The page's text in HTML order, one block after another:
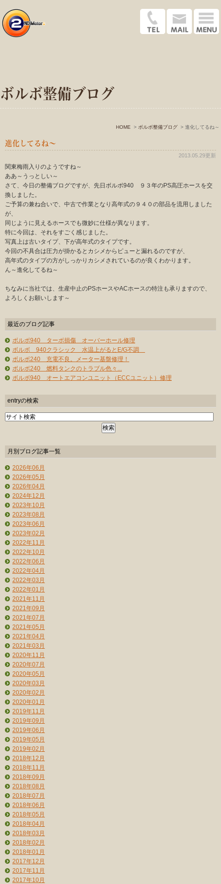
ボルボ整備ブログ
HOME ボルボ整備ブログ 進化してるね～
進化してるね～
2013.05.29更新
関東梅雨入りのようですね～
ああ～うっとしい～
さて、今日の整備ブログですが、先日ボルボ940 ９３年のPS高圧ホースを交
換しました。
ご予算の兼ね合いで、中古で作業となり高年式の９４０の部品を流用しました
が、
同じように見えるホースでも微妙に仕様が異なります。
特に今回は、それをすごく感じました。
写真上は古いタイプ、下が高年式のタイプです。
今回の不具合は圧力が掛かるとカシメからピューと漏れるのですが、
高年式のタイプの方がしっかりカシメされているのが良くわかります。
ん～進化してるね～
ちなみに当社では、生産中止のPSホースやACホースの特注も承りますので、
よろしくお願いします～
最近のブログ記事
ボルボ940 ターボ損傷 オーバーホール修理
ボルボ 940クラシック 水温上がるとE/G不調
ボルボ240 充電不良。メーター基盤修理！
ボルボ240 燃料タンクのトラブル色々...
ボルボ940 オートエアコンユニット（ECCユニット）修理
entryの検索
月別ブログ記事一覧
2026年06月
2026年05月
2026年04月
2024年12月
2023年10月
2023年08月
2023年06月
2023年02月
2022年11月
2022年10月
2022年06月
2022年04月
2022年03月
2022年01月
2021年11月
2021年09月
2021年07月
2021年05月
2021年04月
2021年03月
2020年11月
2020年07月
2020年05月
2020年03月
2020年02月
2020年01月
2019年11月
2019年09月
2019年06月
2019年05月
2019年02月
2018年12月
2018年11月
2018年09月
2018年08月
2018年07月
2018年06月
2018年05月
2018年04月
2018年03月
2018年02月
2018年01月
2017年12月
2017年11月
2017年10月